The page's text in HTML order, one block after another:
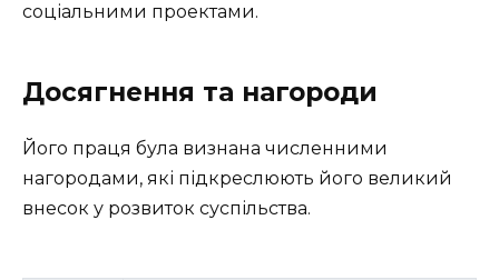
соціальними проектами.
Досягнення та нагороди
Його праця була визнана численними
нагородами, які підкреслюють його великий
внесок у розвиток суспільства.